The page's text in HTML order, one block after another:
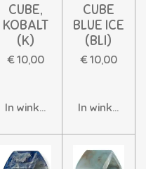
CUBE,
KOBALT
(K)
€ 10,00
In winkelwagen
CUBE
BLUE ICE
(BLI)
€ 10,00
In